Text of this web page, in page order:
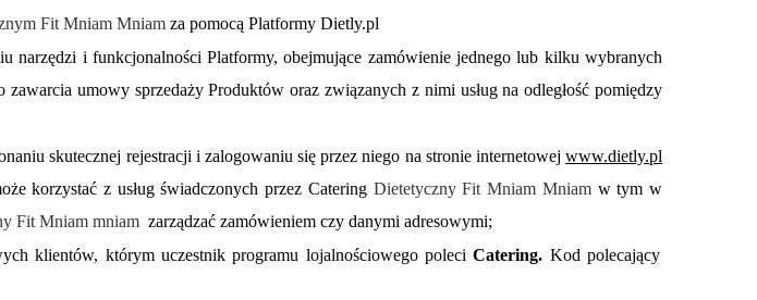
Fit Mniam Mniamza pomocą Platformy Dietly.pl
narzędzi i funkcjonalności Platformy, obejmujące zamówienie jednego lub kilku wybranych
umowy sprzedaży Produktów oraz związanych z nimi usług na odległość pomiędzy
skutecznej rejestracji i zalogowaniu się przez niego na stronie internetowejwww.dietly.pl
korzystać z usług świadczonych przez Catering Dietetyczny Fit Mniam Mniam w tym w
Fit Mniam mniam zarządzać zamówieniem czy danymi adresowymi;
klientów, którym uczestnik programu lojalnościowego poleciCatering. Kod polecający